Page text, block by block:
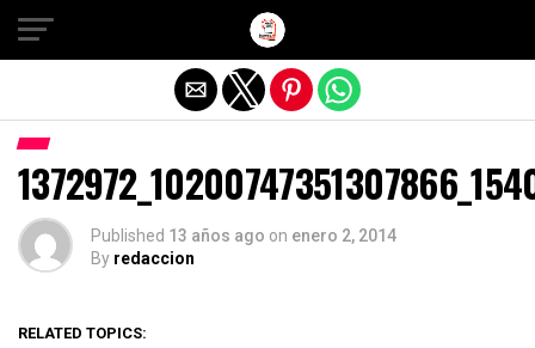
Published 13 años ago on enero 2, 2014
By redaccion
RELATED TOPICS:
Salir de la versión móvil